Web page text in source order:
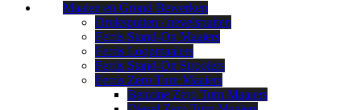
Maaien en Grond Bewerken
Drukspuiten / nevelspuiten
Ferris Stand-On Maaiers
Ferris Loopmaaiers
Ferris Stand-On Strooiers
Ferris Zero Turn Maaiers
Benzine Zero Turn Maaiers